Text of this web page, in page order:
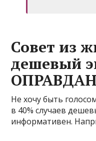
Совет из
дешевый
ОПРАВДАН
Не хочу быть
в 40% случаев
информативен.